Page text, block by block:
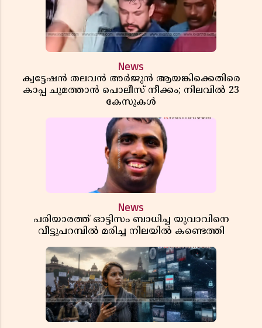
News
ക്വട്ടേഷൻ തലവൻ അർജുൻ ആയങ്കിക്കെതിരെ
കാപ്പ ചുമത്താൻ പൊലീസ് നീക്കം; നിലവിൽ 23
കേസുകൾ
News
പരിയാരത്ത് ഓട്ടിസം ബാധിച്ച യുവാവിനെ
വീട്ടുപറമ്പിൽ മരിച്ച നിലയിൽ കണ്ടെത്തി